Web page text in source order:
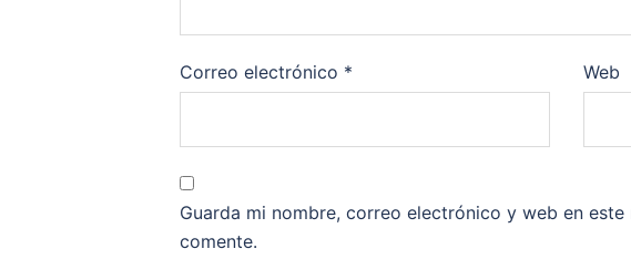
Correo electrónico * Web
Guarda mi nombre, correo electrónico y web en
comente.